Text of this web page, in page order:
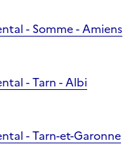
- Somme - Amiens
- Tarn - Albi
- Tarn-et-Garonne